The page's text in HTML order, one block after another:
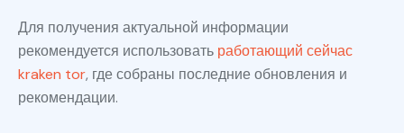
Для получения актуальной информации
рекомендуется использовать работающий сейчас
kraken tor, где собраны последние обновления и
рекомендации.